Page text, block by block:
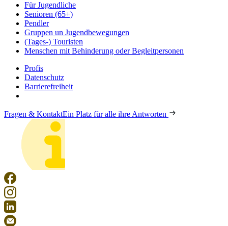
Für Jugendliche
Senioren (65+)
Pendler
Gruppen un Jugendbewegungen
(Tages-) Touristen
Menschen mit Behinderung oder Begleitpersonen
Profis
Datenschutz
Barrierefreiheit
Fragen & KontaktEin Platz für alle ihre Antworten